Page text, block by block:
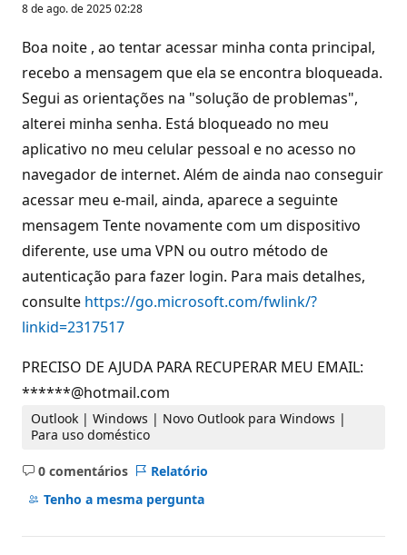
n
o
s
d
e
r
p
t
ç
o
8 de ago. de 2025 02:28
Boa noite , ao tentar acessar minha conta principal,
recebo a mensagem que ela se encontra bloqueada.
Segui as orientações na "solução de problemas",
alterei minha senha. Está bloqueado no meu
aplicativo no meu celular pessoal e no acesso no
navegador de internet. Além de ainda nao conseguir
acessar meu e-mail, ainda, aparece a seguinte
mensagem Tente novamente com um dispositivo
diferente, use uma VPN ou outro método de
autenticação para fazer login. Para mais detalhes,
consulte https://go.microsoft.com/fwlink/?
linkid=2317517
PRECISO DE AJUDA PARA RECUPERAR MEU EMAIL:
******@hotmail.com
Outlook | Windows | Novo Outlook para Windows |
Para uso doméstico
0 comentários
Sem
comentários
Relatório
Tenho a mesma pergunta